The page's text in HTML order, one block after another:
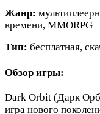
Жанр:
времени, MMORPG
Тип: бесплатная,
Обзор игры:
Dark Orbit (Дарк
игра нового